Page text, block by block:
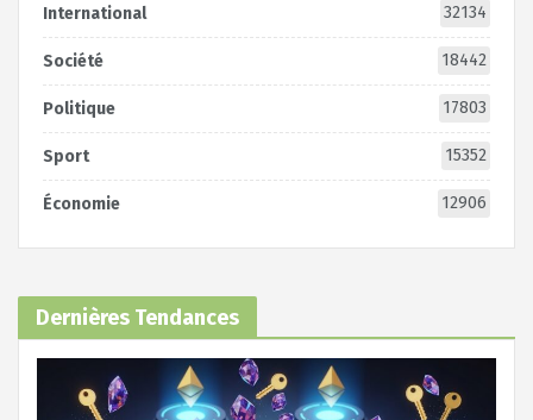
International 32134
Société 18442
Politique 17803
Sport 15352
Économie 12906
Dernières Tendances